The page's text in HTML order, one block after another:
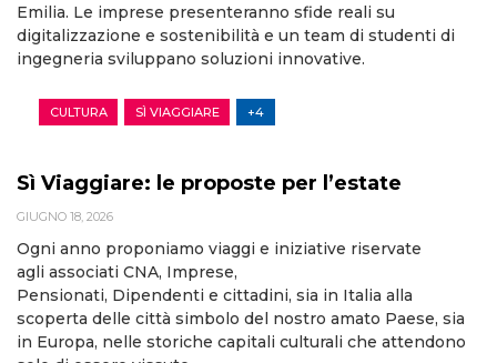
Emilia. Le imprese presenteranno sfide reali su
digitalizzazione e sostenibilità e un team di studenti di
ingegneria sviluppano soluzioni innovative.
CULTURA SÌ VIAGGIARE +4
Sì Viaggiare: le proposte per l’estate
GIUGNO 18, 2026
Ogni anno proponiamo viaggi e iniziative riservate
agli associati CNA, Imprese,
Pensionati, Dipendenti e cittadini, sia in Italia alla
scoperta delle città simbolo del nostro amato Paese, sia
in Europa, nelle storiche capitali culturali che attendono